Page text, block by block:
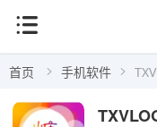
首页 手机软件